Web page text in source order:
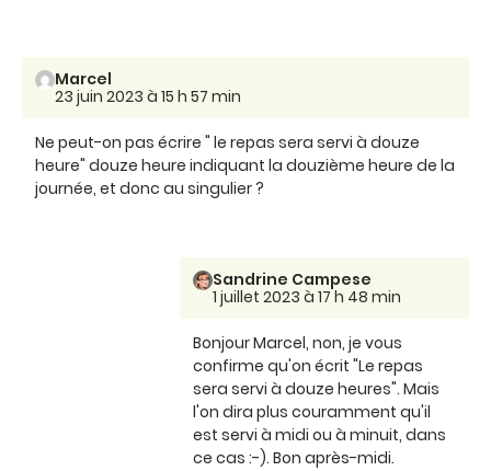
Marcel
23 juin 2023 à 15 h 57 min
Ne peut-on pas écrire " le repas sera servi à douze
heure" douze heure indiquant la douzième heure de la
journée, et donc au singulier ?
Sandrine Campese
1 juillet 2023 à 17 h 48 min
Bonjour Marcel, non, je vous
confirme qu'on écrit "Le repas
sera servi à douze heures". Mais
l'on dira plus couramment qu'il
est servi à midi ou à minuit, dans
ce cas :-). Bon après-midi.